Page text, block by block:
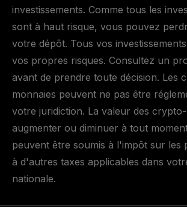
investissements. Comme tous les
sont à haut risque, vous pouvez
votre dépôt. Tous vos
vos propres risques. Consultez un
avant de prendre toute décision. Les
monnaies peuvent ne pas être
votre juridiction. La valeur des
augmenter ou diminuer à tout
peuvent être soumis à l'impôt sur les
à d'autres taxes applicables dans
nationale.